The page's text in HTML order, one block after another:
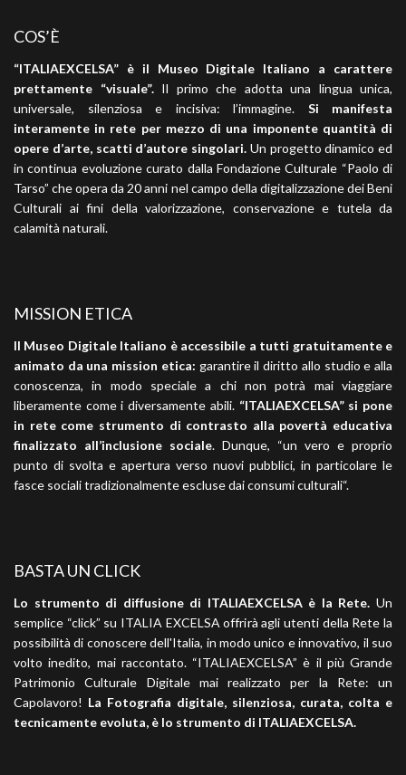
COS’È
“ITALIAEXCELSA” è il Museo Digitale Italiano a carattere
prettamente “visuale”.Il primo che adotta una lingua unica,
universale, silenziosa e incisiva: l’immagine. Si manifesta
interamente in rete per mezzo di una imponente quantità di
opere d’arte, scatti d’autore singolari. Un progetto dinamico ed
in continua evoluzione curato dalla Fondazione Culturale “Paolo di
Tarso” che opera da 20 anni nel campo della digitalizzazione dei Beni
Culturali ai fini della valorizzazione, conservazione e tutela da
calamità naturali.
MISSION ETICA
Il Museo Digitale Italiano è accessibile a tutti gratuitamente e
animato da una mission etica: garantire il diritto allo studio e alla
conoscenza, in modo speciale a chi non potrà mai viaggiare
liberamente come i diversamente abili. “ITALIAEXCELSA” si pone
in rete come strumento di contrasto alla povertà educativa
finalizzato all’inclusione sociale. Dunque, “un vero e proprio
punto di svolta e apertura verso nuovi pubblici, in particolare le
fasce sociali tradizionalmente escluse dai consumi culturali“.
BASTA UN CLICK
Lo strumento di diffusione di ITALIAEXCELSA è la Rete. Un
semplice “click” su ITALIA EXCELSA offrirà agli utenti della Rete la
possibilità di conoscere dell'Italia, in modo unico e innovativo, il suo
volto inedito, mai raccontato. “ITALIAEXCELSA” è il più Grande
Patrimonio Culturale Digitale mai realizzato per la Rete: un
Capolavoro! La Fotografia digitale, silenziosa, curata, colta e
tecnicamente evoluta, è lo strumento di ITALIAEXCELSA.